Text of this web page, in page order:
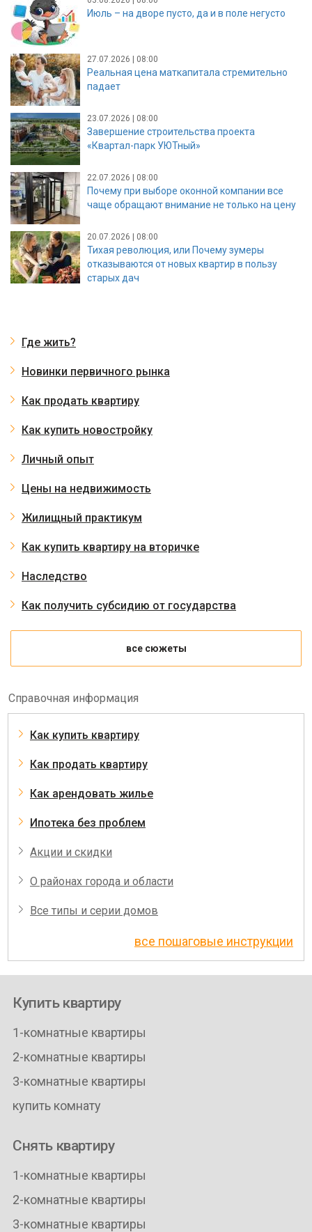
Июль – на дворе пусто, да и в поле негусто
27.07.2026 | 08:00
Реальная цена маткапитала стремительно
падает
23.07.2026 | 08:00
Завершение строительства проекта
«Квартал-парк УЮТный»
22.07.2026 | 08:00
Почему при выборе оконной компании все
чаще обращают внимание не только на цену
20.07.2026 | 08:00
Тихая революция, или Почему зумеры
отказываются от новых квартир в пользу
старых дач
Где жить?
Новинки первичного рынка
Как продать квартиру
Как купить новостройку
Личный опыт
Цены на недвижимость
Жилищный практикум
Как купить квартиру на вторичке
Наследство
Как получить субсидию от государства
все сюжеты
Справочная информация
Как купить квартиру
Как продать квартиру
Как арендовать жилье
Ипотека без проблем
Акции и скидки
О районах города и области
Все типы и серии домов
все пошаговые инструкции
Купить квартиру
1-комнатные квартиры
2-комнатные квартиры
3-комнатные квартиры
купить комнату
Снять квартиру
1-комнатные квартиры
2-комнатные квартиры
3-комнатные квартиры